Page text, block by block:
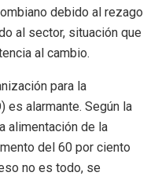
debido al rezago
al sector, situación que
al cambio.
para la
es alarmante. Según la
alimentación de la
del 60 por ciento
no es todo, se